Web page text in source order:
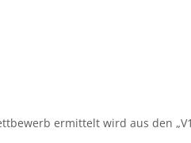
ermittelt wird aus den